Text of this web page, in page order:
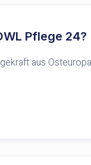
Pflege 24?
aus